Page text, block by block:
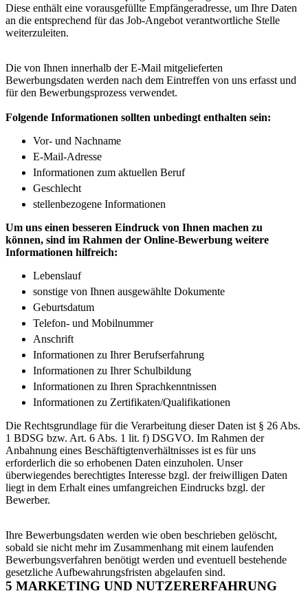
Diese enthält eine vorausgefüllte Empfängeradresse, um Ihre Daten
an die entsprechend für das Job-Angebot verantwortliche Stelle
weiterzuleiten.
Die von Ihnen innerhalb der E-Mail mitgelieferten
Bewerbungsdaten werden nach dem Eintreffen von uns erfasst und
für den Bewerbungsprozess verwendet.
Folgende Informationen sollten unbedingt enthalten sein:
Vor- und Nachname
E-Mail-Adresse
Informationen zum aktuellen Beruf
Geschlecht
stellenbezogene Informationen
Um uns einen besseren Eindruck von Ihnen machen zu
können, sind im Rahmen der Online-Bewerbung weitere
Informationen hilfreich:
Lebenslauf
sonstige von Ihnen ausgewählte Dokumente
Geburtsdatum
Telefon- und Mobilnummer
Anschrift
Informationen zu Ihrer Berufserfahrung
Informationen zu Ihrer Schulbildung
Informationen zu Ihren Sprachkenntnissen
Informationen zu Zertifikaten/Qualifikationen
Die Rechtsgrundlage für die Verarbeitung dieser Daten ist § 26 Abs.
1 BDSG bzw. Art. 6 Abs. 1 lit. f) DSGVO. Im Rahmen der
Anbahnung eines Beschäftigtenverhältnisses ist es für uns
erforderlich die so erhobenen Daten einzuholen. Unser
überwiegendes berechtigtes Interesse bzgl. der freiwilligen Daten
liegt in dem Erhalt eines umfangreichen Eindrucks bzgl. der
Bewerber.
Ihre Bewerbungsdaten werden wie oben beschrieben gelöscht,
sobald sie nicht mehr im Zusammenhang mit einem laufenden
Bewerbungsverfahren benötigt werden und eventuell bestehende
gesetzliche Aufbewahrungsfristen abgelaufen sind.
5 MARKETING UND NUTZERERFAHRUNG